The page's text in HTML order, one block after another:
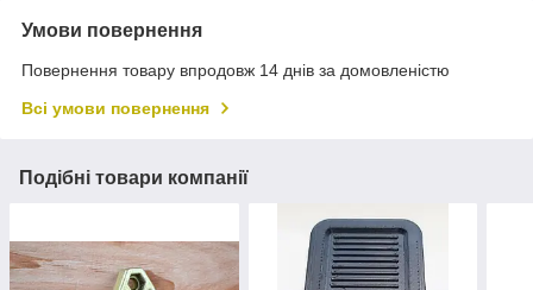
Умови повернення
Повернення товару впродовж 14 днів за домовленістю
Всі умови повернення
Подібні товари компанії